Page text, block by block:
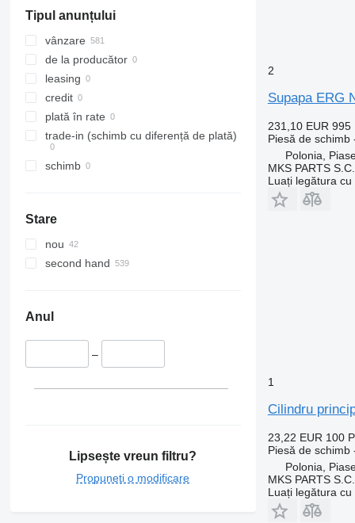
Vario
Viano
Vito
TRM
Trafic
Zoe
N-series
S-series
SD
Terberg
VM
VNL
Tipul anunțului
vânzare
de la producător
leasing
credit
plată în rate
trade-in (schimb cu diferență de plată)
schimb
Stare
nou
second hand
Anul
–
Lipsește vreun filtru?
Propuneți o modificare
2
Supapa ERG
231,10 EUR 995
Piesă de schimb
Polonia,
MKS PARTS S.C.
Luați legătura
1
Cilindru
23,22 EUR 100
Piesă de schimb
Polonia,
MKS PARTS S.C.
Luați legătura